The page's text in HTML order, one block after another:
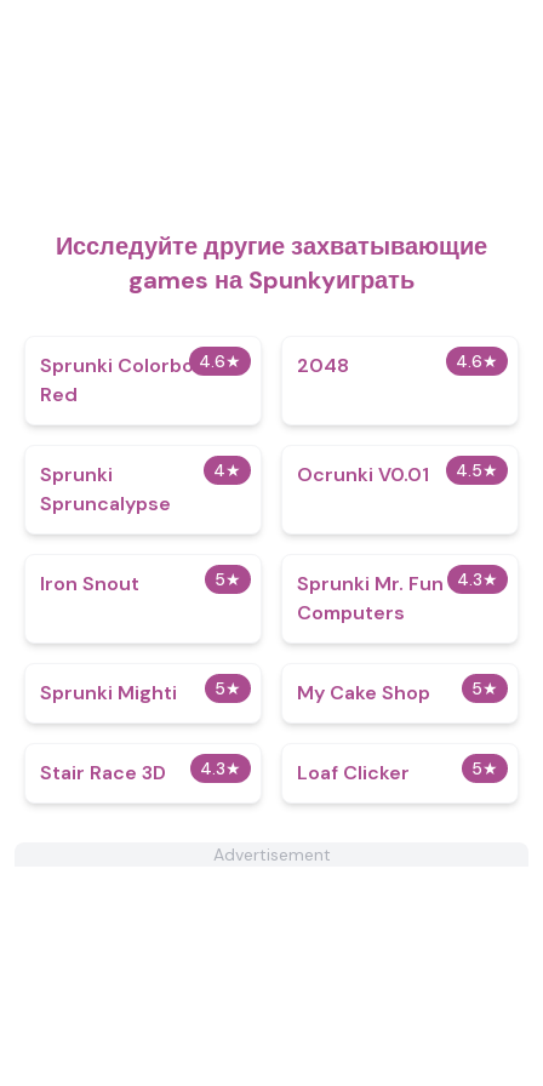
Исследуйте другие захватывающие
games на Spunkyиграть
4.6★
Sprunki Colorbox
Red
4.6★
2048
4★
Sprunki
Spruncalypse
4.5★
Ocrunki V0.01
5★
Iron Snout 4.3★
Sprunki Mr. Fun
Computers
5★
Sprunki Mighti 5★
My Cake Shop
4.3★
Stair Race 3D 5★
Loaf Clicker
Advertisement